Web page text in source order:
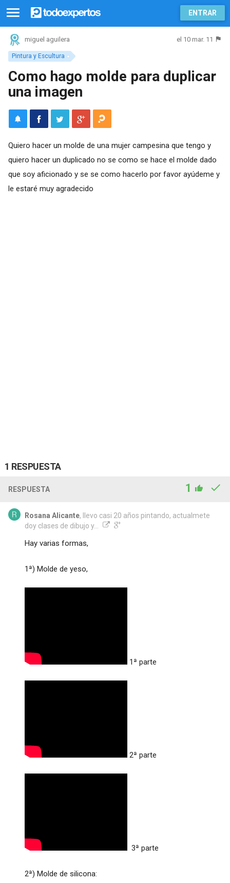
ENTRAR
Pintura y Escultura
miguel aguilera el 10 mar. 11
Como hago molde para duplicar
una imagen
Quiero hacer un molde de una mujer campesina que tengo y
quiero hacer un duplicado no se como se hace el molde dado
que soy aficionado y se se como hacerlo por favor ayúdeme y
le estaré muy agradecido
1 RESPUESTA
RESPUESTA 1
Rosana Alicante, llevo casi 20 años pintando, actualmete
doy clases de dibujo y...
Hay varias formas,
1ª) Molde de yeso,
1ª parte
2ª parte
3ª parte
2ª) Molde de silicona: